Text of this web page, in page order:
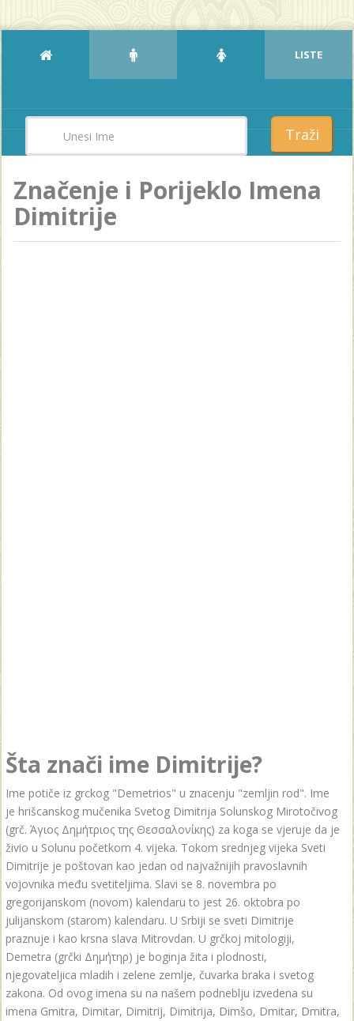
LISTE
Traži
Značenje i Porijeklo Imena
Dimitrije
Šta znači ime Dimitrije?
Ime potiče iz grckog "Demetrios" u znacenju "zemljin rod". Ime
je hrišcanskog mučenika Svetog Dimitrija Solunskog Mirotočivog
(grč. Άγιος Δημήτριος της Θεσσαλονίκης) za koga se vjeruje da je
živio u Solunu početkom 4. vijeka. Tokom srednjeg vijeka Sveti
Dimitrije je poštovan kao jedan od najvažnijih pravoslavnih
vojovnika među svetiteljima. Slavi se 8. novembra po
gregorijanskom (novom) kalendaru to jest 26. oktobra po
julijanskom (starom) kalendaru. U Srbiji se sveti Dimitrije
praznuje i kao krsna slava Mitrovdan. U grčkoj mitologiji,
Demetra (grčki Δημήτηρ) je boginja žita i plodnosti,
njegovateljica mladih i zelene zemlje, čuvarka braka i svetog
zakona. Od ovog imena su na našem podneblju izvedena su
imena Gmitra, Dimitar, Dimitrij, Dimitrija, Dimšo, Dmitar, Dmitra,